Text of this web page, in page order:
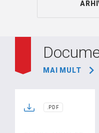
MAI MULT
.PDF